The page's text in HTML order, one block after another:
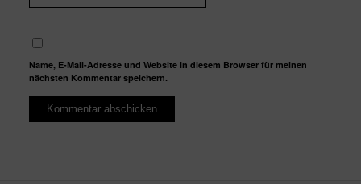
Name, E-Mail-Adresse und Website in diesem Browser für meinen
nächsten Kommentar speichern.